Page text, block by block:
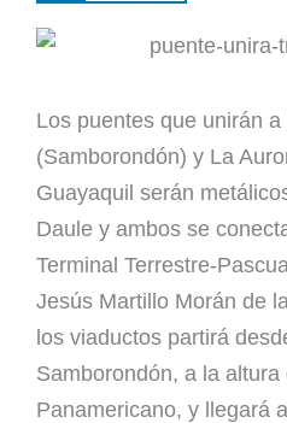
Los puentes que unirán a
(Samborondón) y La
Guayaquil serán
Daule y ambos se
Terminal Terrestre-
Jesús Martillo Morán de
los viaductos partirá
Samborondón, a la altura
Panamericano, y llegará